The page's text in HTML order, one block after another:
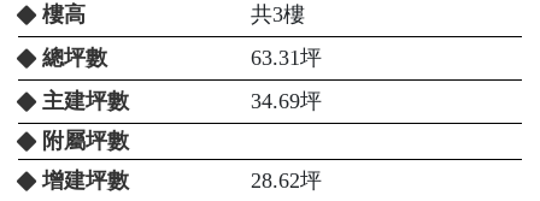
樓高
共3樓
總坪數
63.31坪
主建坪數
34.69坪
附屬坪數
增建坪數
28.62坪